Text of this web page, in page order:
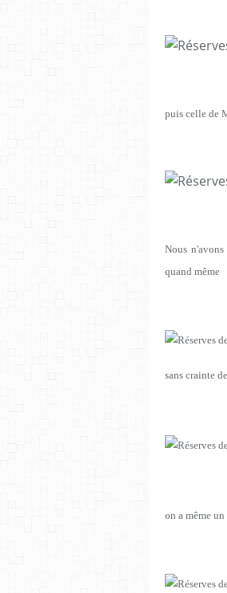
puis celle de
Nous
quand même
sans crainte
on a même